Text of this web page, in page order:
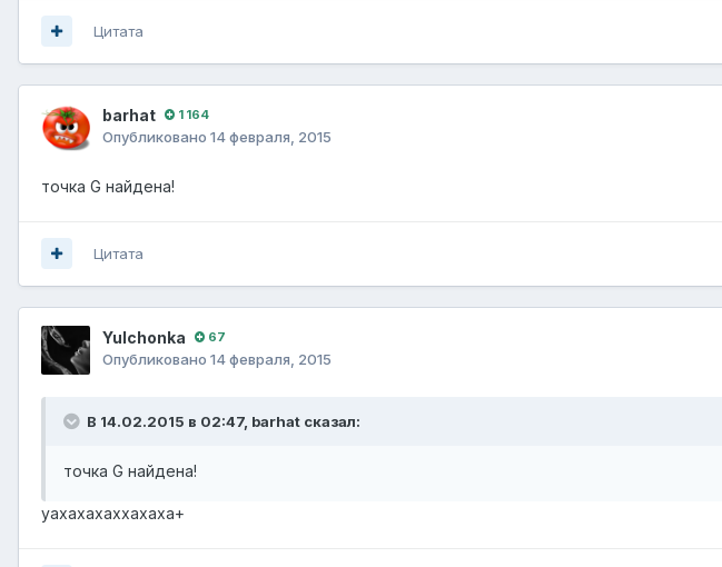
Цитата
barhat 1 164
Опубликовано 14 февраля, 2015
точка G найдена!
Цитата
Yulchonka 67
Опубликовано 14 февраля, 2015
В 14.02.2015 в 02:47, barhat сказал:
точка G найдена!
уахахахаххахаха+